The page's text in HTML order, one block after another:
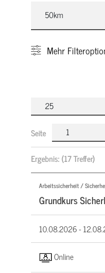
Mehr
Seite
Ergebnis:(17 Treffer)
Arbeitssicherheit /
Grundkurs
10.08.2026 -
Online